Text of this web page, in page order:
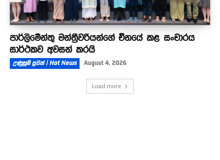
පාර්ලිමේන්තු මන්ත්‍රීවරියන්ගේ චීනයේ කළ සංචාරය
සාර්ථකව අවසන් කරයි
උණුසුම් පුවත් | Hot News August 4, 2026
Load more